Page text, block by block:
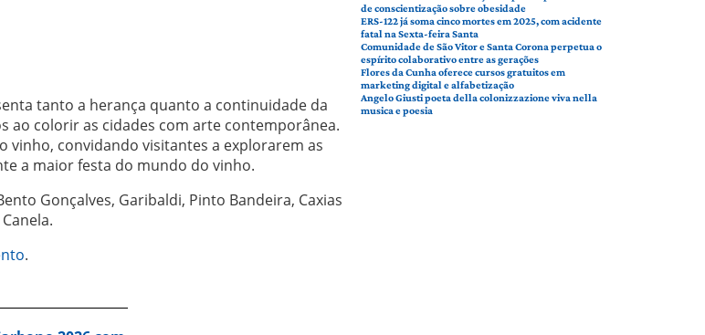
tanto a herança quanto a continuidade da
ao colorir as cidades com arte contemporânea.
vinho, convidando visitantes a explorarem as
a maior festa do mundo do vinho.
Gonçalves, Garibaldi, Pinto Bandeira, Caxias
.
de conscientização sobre obesidade
ERS-122 já soma cinco mortes em 2025, com acidente
fatal na Sexta-feira Santa
Comunidade de São Vitor e Santa Corona perpetua o
espírito colaborativo entre as gerações
Flores da Cunha oferece cursos gratuitos em
marketing digital e alfabetização
Angelo Giusti poeta della colonizzazione viva nella
musica e poesia